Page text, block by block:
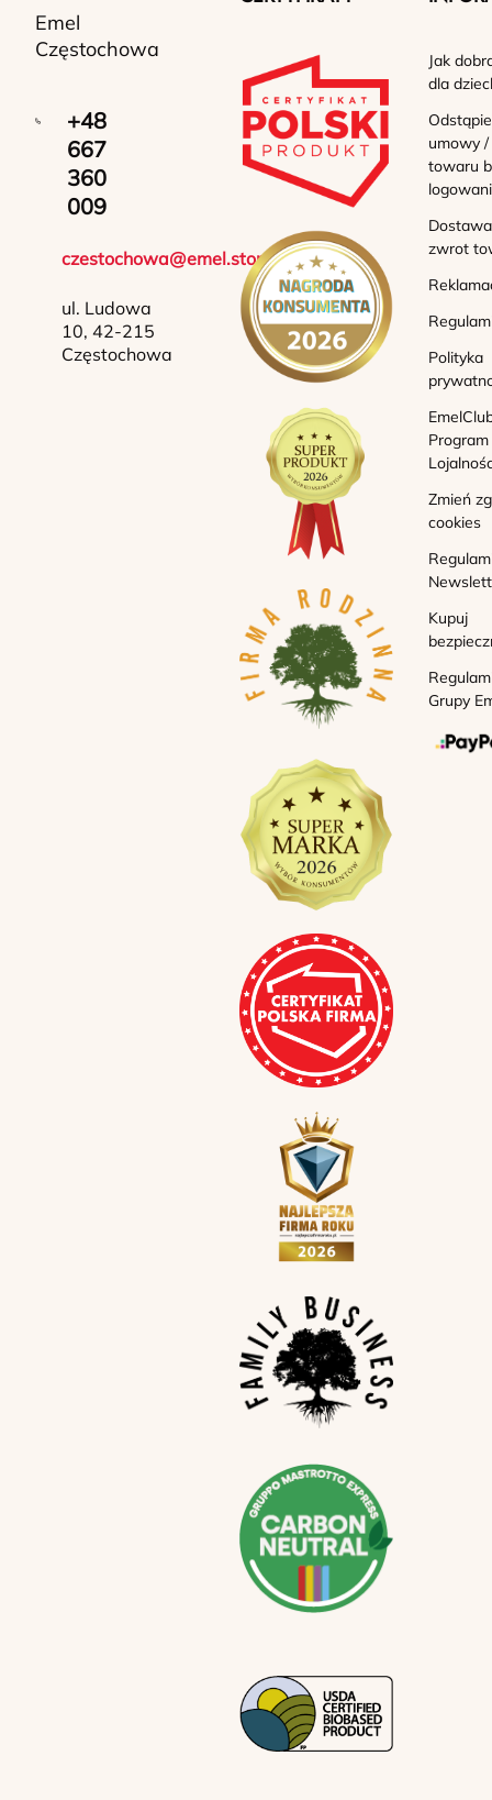
Emel
Częstochowa
+48
667
360
009
czestochowa@emel.store
ul. Ludowa
10, 42-215
Częstochowa
Jak
dla
umowy
towaru
zwrot
Polityka
Program
Zmień
cookies
Kupuj
Grupy